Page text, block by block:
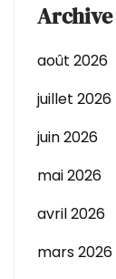
Archive
août 2026
juillet 2026
juin 2026
mai 2026
avril 2026
mars 2026